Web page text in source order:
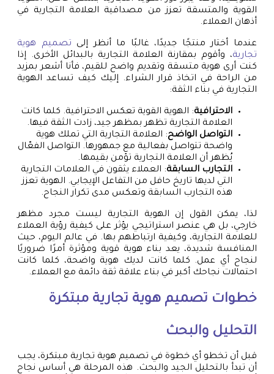
القوية والمتسقة تعزز من مصداقية العلامة التجارية في
أذهان العملاء.
عندما أختار منتجًا جديدًا، غالبًا ما أنظر إلى تصميم هوية
تجارية، وأقوم بمقارنة العلامة التجارية بالبدائل الأخرى. إذا
كنت أرى هوية متسقة وتقديم واضح للقيم، فأنا أشعر بمزيد
من الراحة في اتخاذ قرار الشراء. إليك كيف تساعد الهوية
التجارية في بناء الثقة:
الاحترافية: الهوية القوية تعكس الاحترافية. كلما كانت
العلامة التجارية تظهر بمظهر جيد، زادت الثقة فيها.
التواصل الواضح: العلامة التجارية التي تملك هوية
واضحة تتواصل بفعالية مع جمهورها. التواصل الفعّال
يُظهر أن العلامة التجارية تؤمن بقيمها.
التجارب السابقة: العملاء يثقون في العلامات التجارية
التي لديها تاريخ حافل من التفاعل الإيجابي. الهوية تعزز
هذه التجارب السابقة وتعكس مدى تكرار النجاح.
لذا، يمكن القول إن الهوية التجارية ليست مجرد مظهر
خارجي، بل هي عنصر استراتيجي يؤثر على كيفية رؤية العملاء
للعلامة التجارية، وكيفية ارتباطهم بها. في عالم اليوم، حيث
المنافسة شديدة، يعد بناء هوية قوية ومؤثرة أمرًا ضروريًا
لنجاح أي عمل. كلما كانت لديك هوية واضحة، كلما كانت
احتمالات نجاحك أكبر في بناء علاقة ثقة دائمة مع العملاء.
خطوات تصميم هوية تجارية مبتكرة
التحليل والبحث
قبل أن تخطو أي خطوة في تصميم هوية تجارية مبتكرة، يجب
أن تبدأ بالتحليل الجيد والبحث. هذه المرحلة هي أساس نجاح